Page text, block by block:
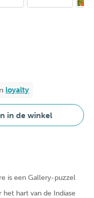
loyalty
in de winkel
is een Gallery-puzzel
hart van de Indiase